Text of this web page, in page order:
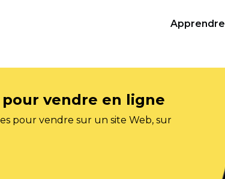
Apprendre
vendre en ligne
pour vendre sur un site Web, sur